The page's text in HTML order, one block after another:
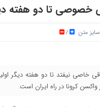
سایز متن /
خاصی نیفتد تا دو هفته دیگر
کرونا در راه ایران است.